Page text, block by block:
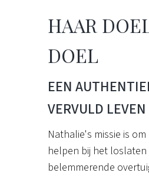
HAAR
DOEL
EEN
VERVULD LEVEN
Nathalie's missie is
helpen bij het loslaten
belemmerende